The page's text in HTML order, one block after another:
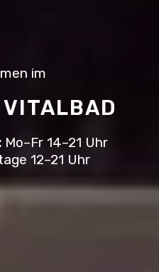
im
Mo–Fr 14–21 Uhr
12–21 Uhr